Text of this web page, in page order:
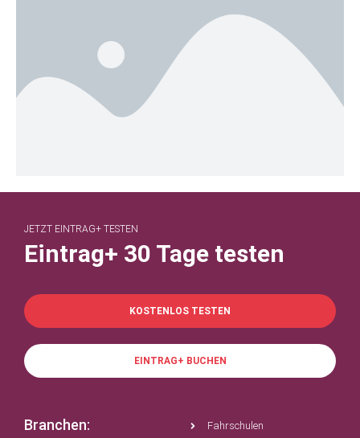
JETZT EINTRAG+ TESTEN
Eintrag+ 30 Tage testen
KOSTENLOS TESTEN
EINTRAG+ BUCHEN
Branchen:
Fahrschulen